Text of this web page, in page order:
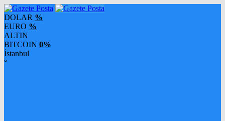
DOLAR %
EURO %
ALTIN
BITCOIN 0%
İstanbul
°